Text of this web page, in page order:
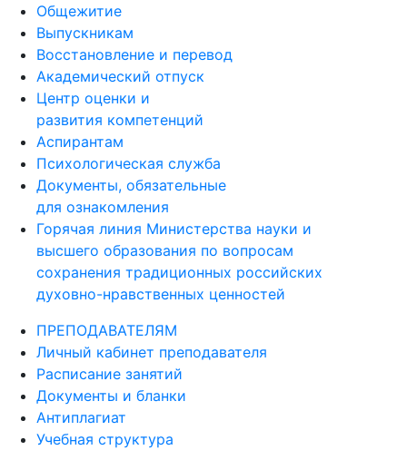
Общежитие
Выпускникам
Восстановление и перевод
Академический отпуск
Центр оценки и
развития компетенций
Аспирантам
Психологическая служба
Документы, обязательные
для ознакомления
Горячая линия Министерства науки и
высшего образования по вопросам
сохранения традиционных российских
духовно-нравственных ценностей
ПРЕПОДАВАТЕЛЯМ
Личный кабинет преподавателя
Расписание занятий
Документы и бланки
Антиплагиат
Учебная структура